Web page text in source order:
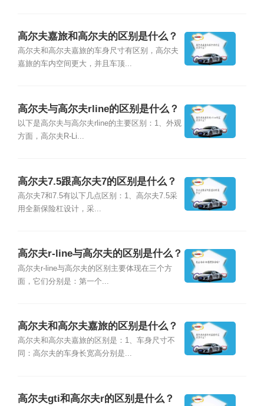
高尔夫嘉旅和高尔夫的区别是什么？
高尔夫和高尔夫嘉旅的车身尺寸有区别，高尔夫
嘉旅的车内空间更大，并且车顶...
高尔夫与高尔夫rline的区别是什么？
以下是高尔夫与高尔夫rline的主要区别：1、外观
方面，高尔夫R-Li...
高尔夫7.5跟高尔夫7的区别是什么？
高尔夫7和7.5有以下几点区别：1、高尔夫7.5采
用全新保险杠设计，采...
高尔夫r-line与高尔夫的区别是什么？
高尔夫r-line与高尔夫的区别主要体现在三个方
面，它们分别是：第一个...
高尔夫和高尔夫嘉旅的区别是什么？
高尔夫和高尔夫嘉旅的区别是：1、车身尺寸不
同：高尔夫的车身长宽高分别是...
高尔夫gti和高尔夫r的区别是什么？